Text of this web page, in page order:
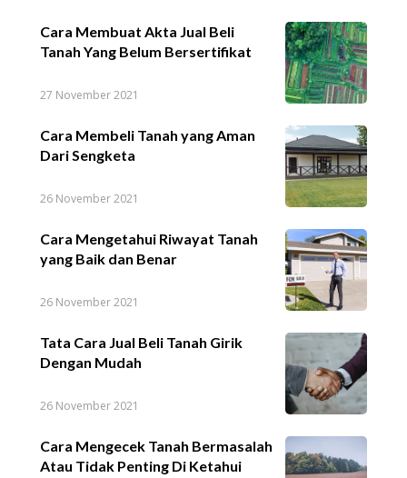
Cara Membuat Akta Jual Beli
Tanah Yang Belum Bersertifikat
27 November 2021
Cara Membeli Tanah yang Aman
Dari Sengketa
26 November 2021
Cara Mengetahui Riwayat Tanah
yang Baik dan Benar
26 November 2021
Tata Cara Jual Beli Tanah Girik
Dengan Mudah
26 November 2021
Cara Mengecek Tanah Bermasalah
Atau Tidak Penting Di Ketahui